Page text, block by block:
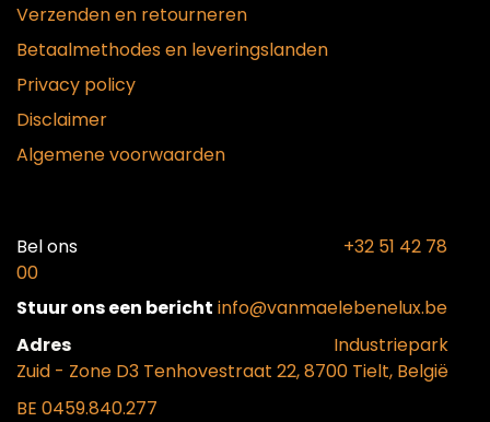
Verzenden en retourneren
Betaalmethodes en leveringslanden
Privacy policy
Disclaimer
Algemene voorwaarden
Bel ons​
+32 51 42 78
00
Stuur ons een bericht info@vanmaelebenelux.be
Adr​es
​Industriepark
Zuid - Zone D3 Tenhovestraat 22, 8700 Tielt, België
BE 0459.840.277